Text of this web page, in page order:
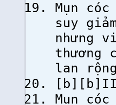
Mụn
suy
nhưng
thương
lan
Mụn